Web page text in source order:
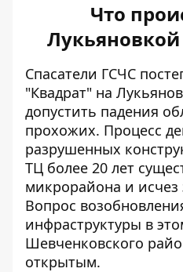
Что
Лукьяновкой
Спасатели ГСЧС
"Квадрат" на
допустить падения
прохожих. Процесс
разрушенных
ТЦ более 20 лет
микрорайона и исчез
Вопрос
инфраструктуры в
Шевченковского
открытым.